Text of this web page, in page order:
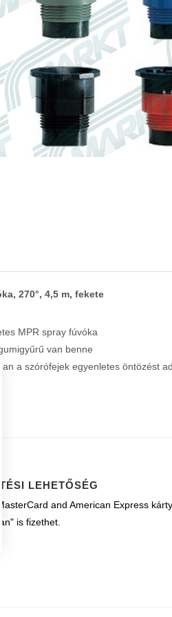
270°, 4,5 m, fekete
MPR spray fúvóka
van benne
a szórófejek egyenletes öntözést
LEHETŐSÉG
and American Express
is fizethet.